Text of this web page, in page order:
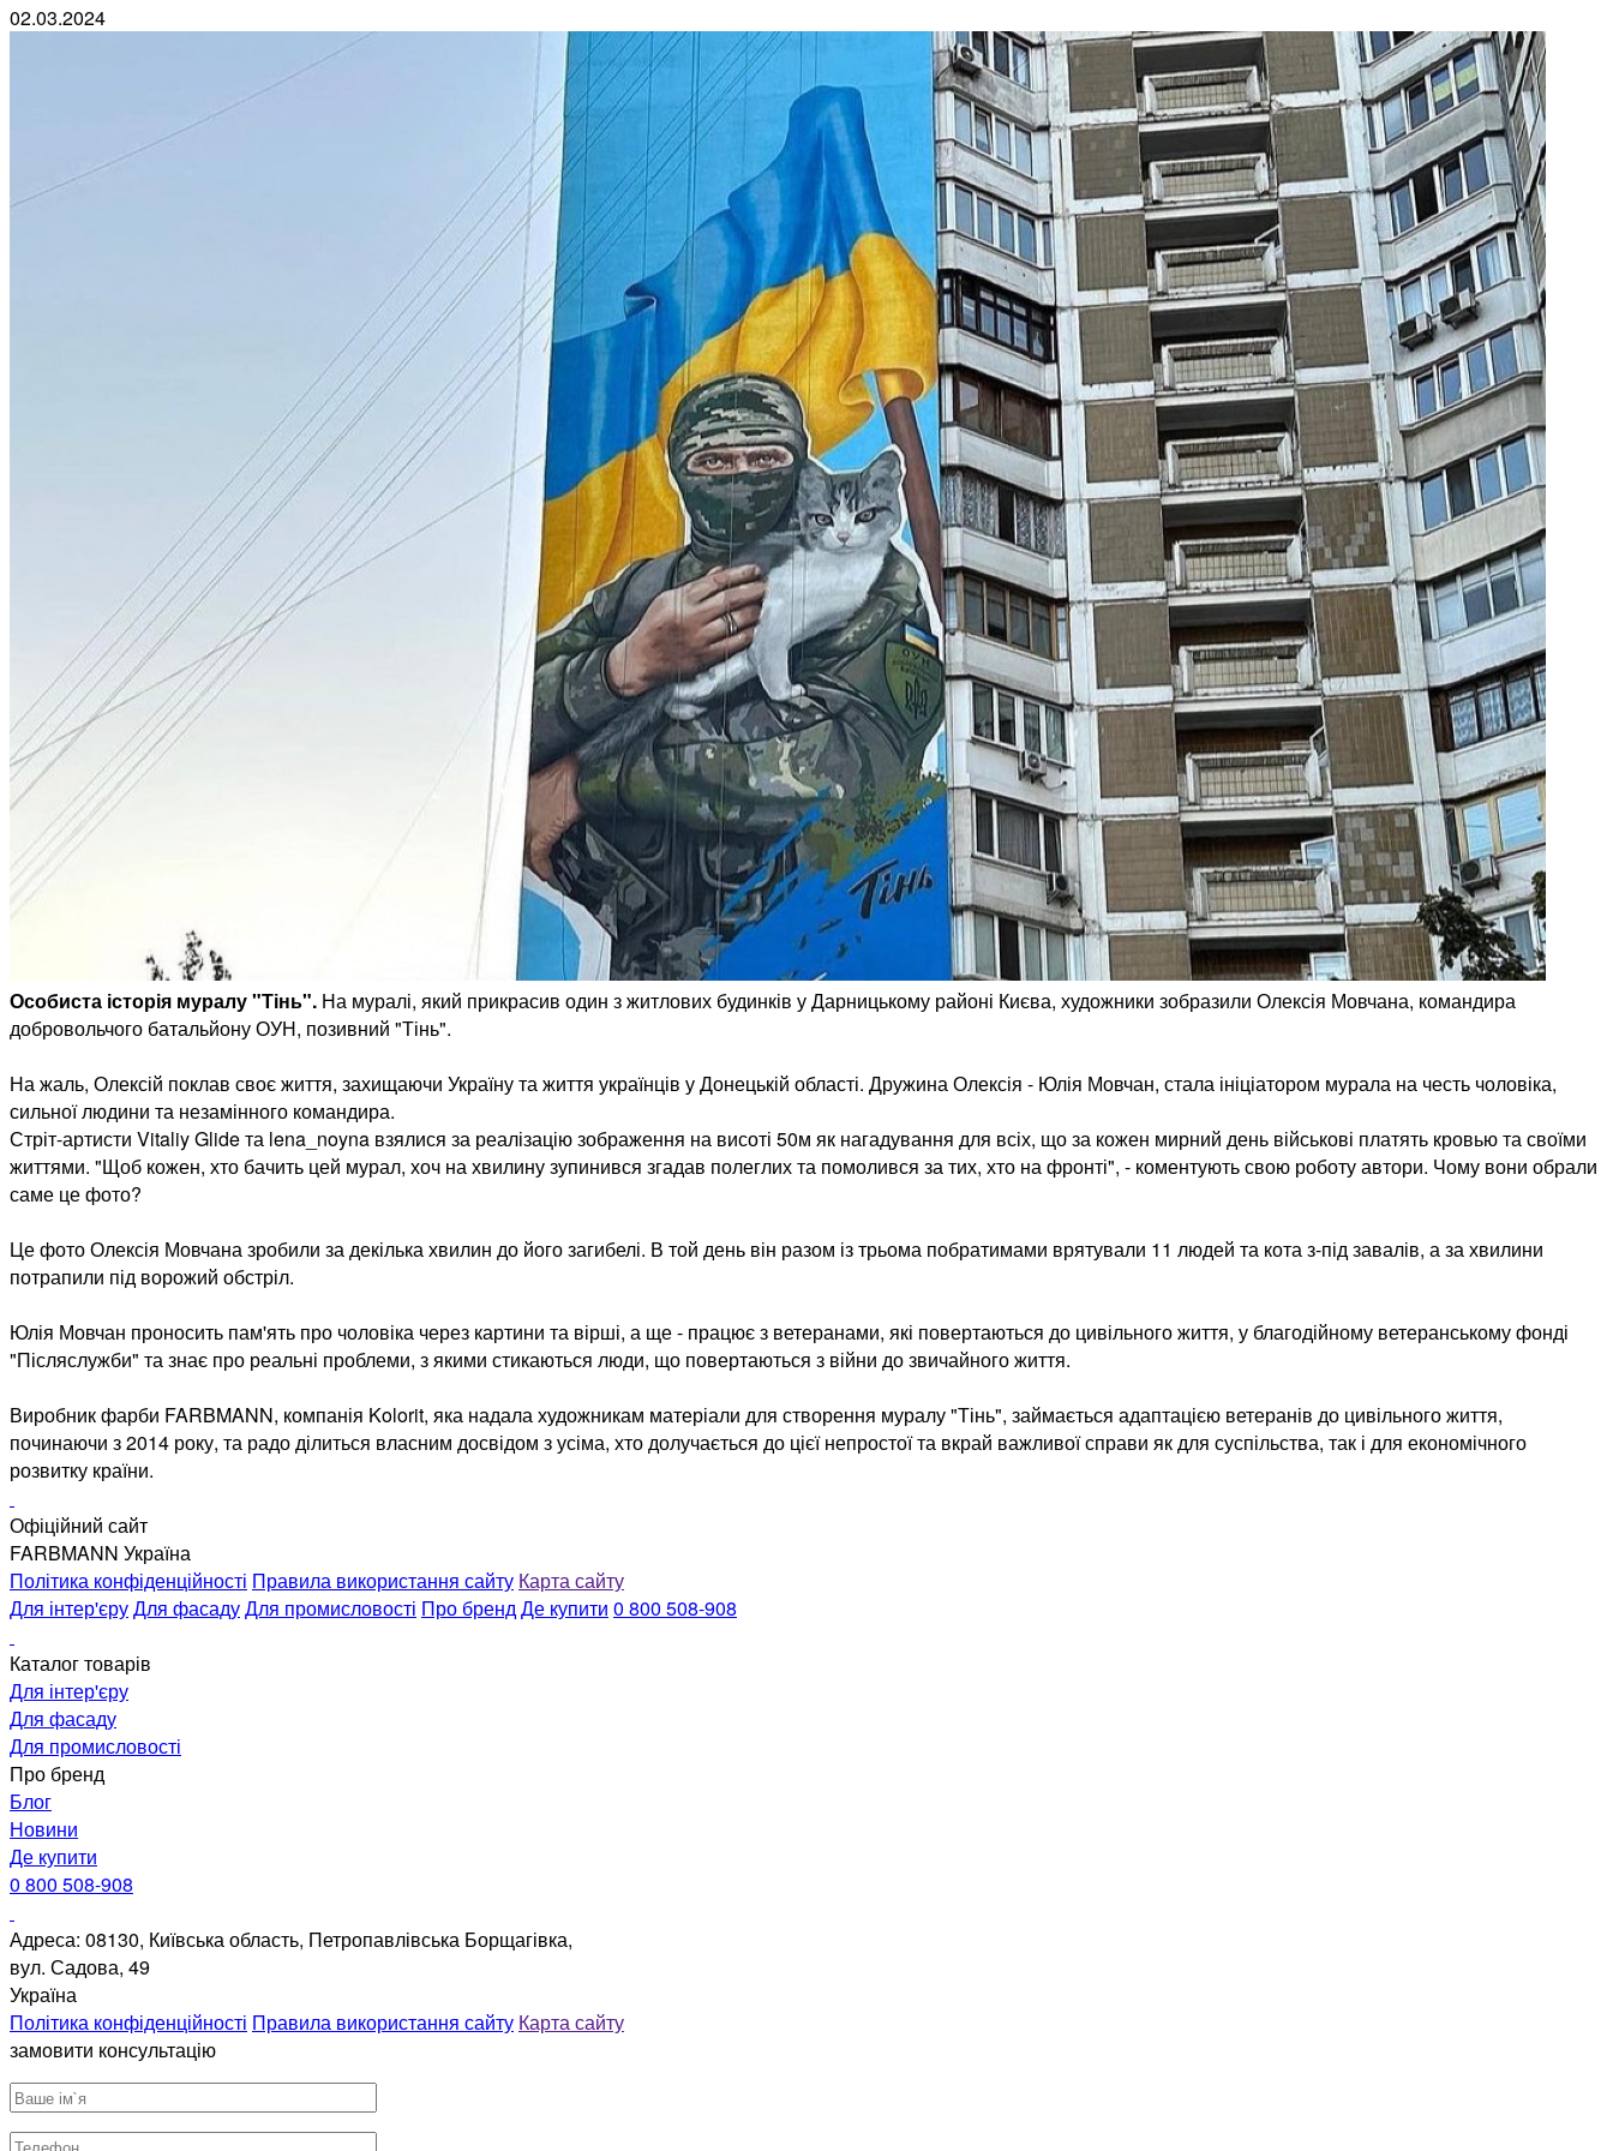
02.03.2024
Особиста історія муралу "Тінь". На муралі, який прикрасив один з житлових будинків у Дарницькому районі Києва, художники зобразили Олексія Мовчана, командира
добровольчого батальйону ОУН, позивний "Тінь".
На жаль, Олексій поклав своє життя, захищаючи Україну та життя українців у Донецькій області. Дружина Олексія - Юлія Мовчан, стала ініціатором мурала на честь чоловіка,
сильної людини та незамінного командира.
Стріт-артисти Vitaliy Glide та lena_noyna взялися за реалізацію зображення на висоті 50м як нагадування для всіх, що за кожен мирний день військові платять кровью та своїми
життями. "Щоб кожен, хто бачить цей мурал, хоч на хвилину зупинився згадав полеглих та помолився за тих, хто на фронті", - коментують свою роботу автори. Чому вони обрали
саме це фото?
Це фото Олексія Мовчана зробили за декілька хвилин до його загибелі. В той день він разом із трьома побратимами врятували 11 людей та кота з-під завалів, а за хвилини
потрапили під ворожий обстріл.
Юлія Мовчан проносить пам'ять про чоловіка через картини та вірші, а ще - працює з ветеранами, які повертаються до цивільного життя, у благодійному ветеранському фонді
"Післяслужби" та знає про реальні проблеми, з якими стикаються люди, що повертаються з війни до звичайного життя.
Виробник фарби FARBMANN, компанія Kolorit, яка надала художникам матеріали для створення муралу "Тінь", займається адаптацією ветеранів до цивільного життя,
починаючи з 2014 року, та радо ділиться власним досвідом з усіма, хто долучається до цієї непростої та вкрай важливої справи як для суспільства, так і для економічного
розвитку країни.
Офіційний сайт
FARBMANN Україна
Політика конфіденційності Правила використання сайту Карта сайту
Для інтер'єруДля фасадуДля промисловості Про брендДе купити 0 800 508-908
Каталог товарів
Для інтер'єру
Для фасаду
Для промисловості
Про бренд
Блог
Новини
Де купити
0 800 508-908
Адреса: 08130, Київська область, Петропавлівська Борщагівка,
вул. Садова, 49
Україна
Політика конфіденційності Правила використання сайту Карта сайту
замовити консультацію